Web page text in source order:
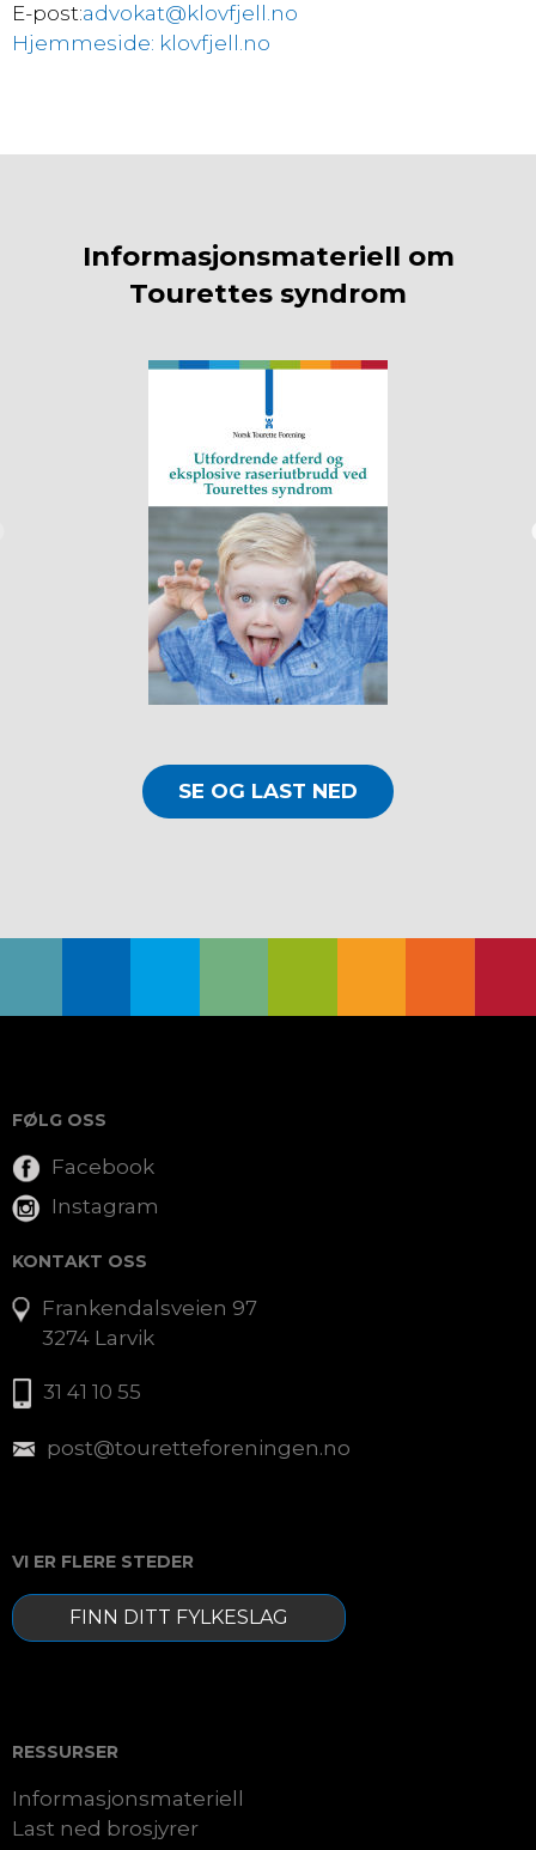
E-post:advokat@klovfjell.no
Hjemmeside: klovfjell.no
Informasjonsmateriell om
Tourettes syndrom
SE OG LAST NED
FØLG OSS
Facebook
Instagram
KONTAKT OSS
Frankendalsveien 97
3274 Larvik
31 41 10 55
post@touretteforeningen.no
VI ER FLERE STEDER
FINN DITT FYLKESLAG
RESSURSER
Informasjonsmateriell
Last ned brosjyrer